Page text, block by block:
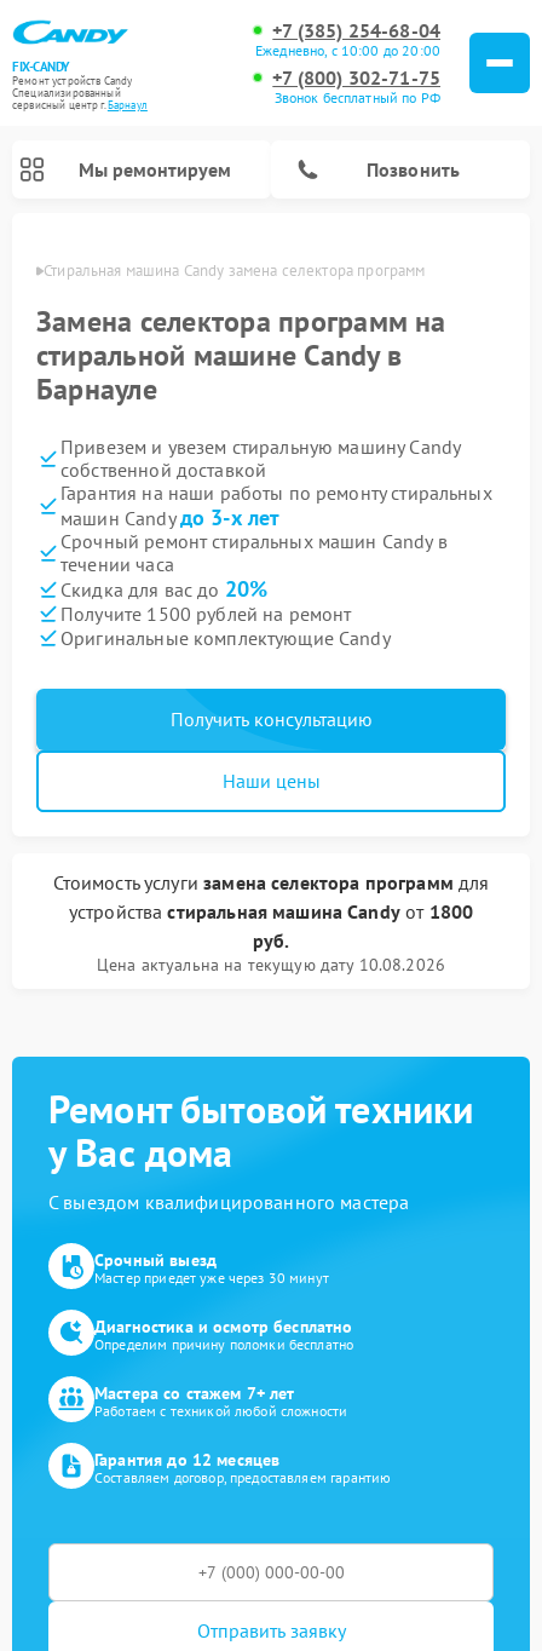
FIX-CANDY
Ремонт устройств Candy
Специализированный
cервисный центр г.Барнаул
+7 (385) 254-68-04
Ежедневно, с 10:00 до 20:00
+7 (800) 302-71-75
Звонок бесплатный по РФ
Мы ремонтируем Позвонить
Стиральная машина Candy замена селектора программ
Замена селектора программ на
стиральной машине Candy в
Барнауле
Привезем и увезем стиральную машину Candy
собственной доставкой
Гарантия на наши работы по ремонту стиральных
машин Candyдо 3-х лет
Срочный ремонт стиральных машин Candy в
течении часа
Скидка для вас до 20%
Получите 1500 рублей на ремонт
Оригинальные комплектующие Candy
Получить консультацию
Наши цены
Стоимость услугизамена селектора программ для
устройствастиральная машина Candyот 1800
руб.
Цена актуальна на текущую дату 10.08.2026
Ремонт бытовой техники
у Вас дома
С выездом квалифицированного мастера
Срочный выезд
Мастер приедет уже через 30 минут
Диагностика и осмотр бесплатно
Определим причину поломки бесплатно
Мастера со стажем 7+ лет
Работаем с техникой любой сложности
Гарантия до 12 месяцев
Составляем договор, предоставляем гарантию
Отправить заявку